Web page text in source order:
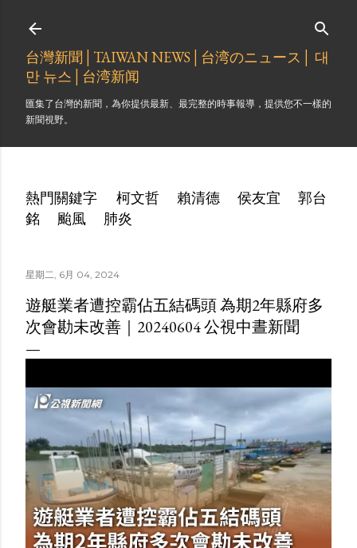
台灣新聞│TAIWAN NEWS│台湾のニュース│ 대
만 뉴스│台湾新闻
匯集了台灣的新聞，為你提供最新、最完整的時事報導，提供您不一樣的
新聞視野。
熱門關鍵字 柯文哲 賴清德 侯友宜
郭台
銘
颱風 肺炎
星期二, 6月 04, 2024
遊艇業者遭控霸佔五結碼頭 為期2年縣府多
次會勘未改善｜20240604 公視中晝新聞